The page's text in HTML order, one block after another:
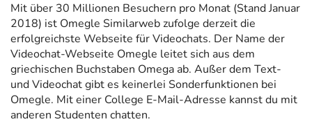
Mit über 30 Millionen Besuchern pro Monat (Stand Januar
2018) ist Omegle Similarweb zufolge derzeit die
erfolgreichste Webseite für Videochats. Der Name der
Videochat-Webseite Omegle leitet sich aus dem
griechischen Buchstaben Omega ab. Außer dem Text-
und Videochat gibt es keinerlei Sonderfunktionen bei
Omegle. Mit einer College E-Mail-Adresse kannst du mit
anderen Studenten chatten.